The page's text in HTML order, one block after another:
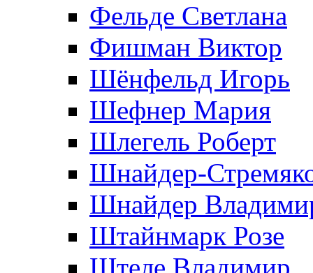
Фельде Светлана
Фишман Виктор
Шёнфельд Игорь
Шефнер Мария
Шлегель Роберт
Шнайдер-
Шнайдер
Штайнмарк Розe